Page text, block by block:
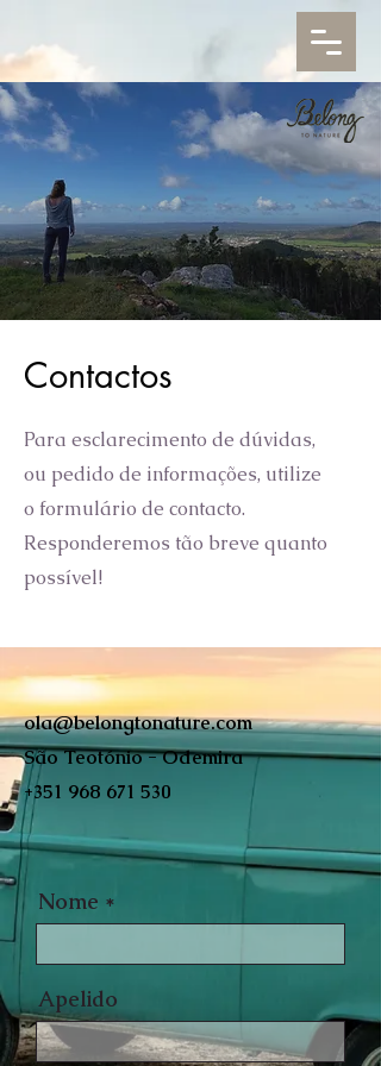
Nome
Apelido
Contactos
Para esclarecimento de dúvidas,
ou pedido de informações, utilize
o formulário de contacto.
Responderemos tão breve quanto
possível!
ola@belongtonature.com
São Teotónio - Odemira
+351 968 671 530